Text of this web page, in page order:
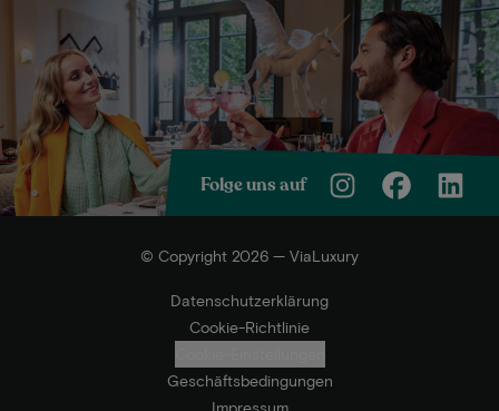
Folge uns auf
© Copyright 2026 — ViaLuxury
Datenschutzerklärung
Cookie-Richtlinie
Geschäftsbedingungen
Impressum